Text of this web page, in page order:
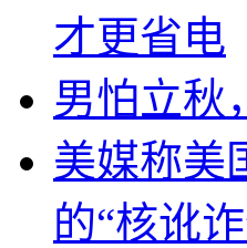
才更省电
男怕立秋
美媒称美
的“核讹